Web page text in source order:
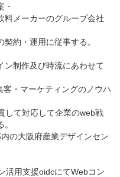
・
料メーカーのグループ会社
約・運用に従事する。
ン制作及び時流にあわせて
・マーケティングのノウハ
して対応して企業のweb戦
の大阪府産業デザインセン
用支援oidcにてWebコン